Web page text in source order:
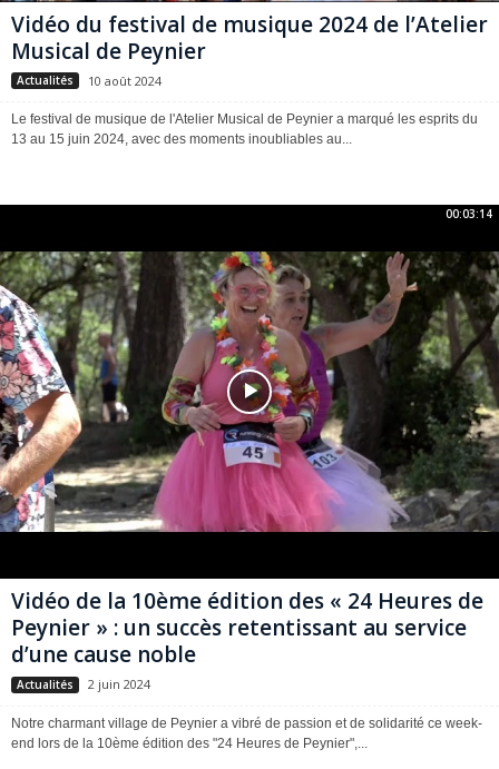
Vidéo du festival de musique 2024 de l’Atelier
Musical de Peynier
Actualités 10 août 2024
Le festival de musique de l'Atelier Musical de Peynier a marqué les esprits du
13 au 15 juin 2024, avec des moments inoubliables au...
00:03:14
Vidéo de la 10ème édition des « 24 Heures de
Peynier » : un succès retentissant au service
d’une cause noble
Actualités 2 juin 2024
Notre charmant village de Peynier a vibré de passion et de solidarité ce week-
end lors de la 10ème édition des "24 Heures de Peynier",...